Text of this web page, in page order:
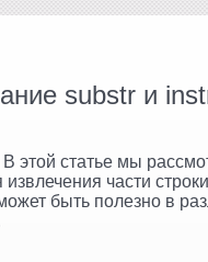
substr и
этой статье мы
извлечения части
быть полезно в